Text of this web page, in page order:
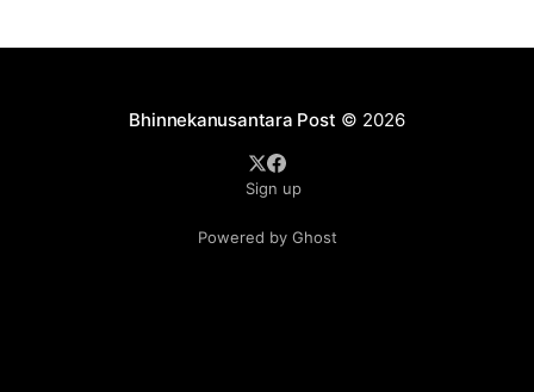
anak-anak di Sekolah Rakyat. Dalam kesempatannya,
Bhinnekanusantara Post © 2026
Sign up
Powered by Ghost